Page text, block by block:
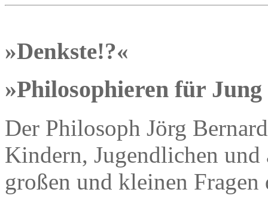
»Denkste!?«
»Philosophieren für
Der Philosoph Jörg
Kindern, Jugendlichen und
großen und kleinen Fragen